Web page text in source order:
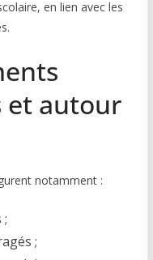
en lien avec les
et autour
notamment :
;